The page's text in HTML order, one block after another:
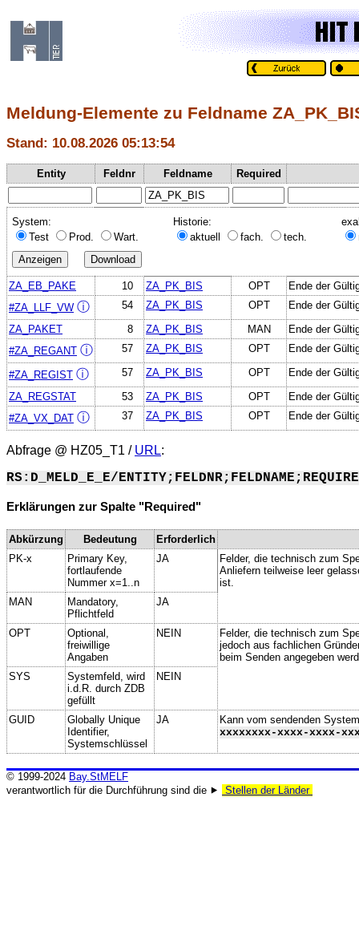
Meldung-Elemente zu Feldname
Stand: 10.08.2026 05:13:54
Entity Feldnr Feldname Required
System:
Test
Prod. Wart.
Historie:
aktuell
fach. tech.
ZA_EB_PAKE 10 ZA_PK_BIS OPT
Ende der
#ZA_LLF_VW ⓘ 54 ZA_PK_BIS OPT
Ende der
ZA_PAKET
8 ZA_PK_BIS MAN
Ende der
#ZA_REGANT ⓘ 57 ZA_PK_BIS OPT Ende der
#ZA_REGIST ⓘ 57 ZA_PK_BIS OPT
Ende der
ZA_REGSTAT
53 ZA_PK_BIS OPT
Ende der
#ZA_VX_DAT ⓘ 37 ZA_PK_BIS OPT Ende der
Abfrage @ HZ05_T1 / URL:
RS:D_MELD_E_E/
Erklärungen zur Spalte "Required"
Abkürzung Bedeutung
Erforderlich
PK-x
Primary Key,
fortlaufende
Nummer x=1..n
JA
Felder, die technisch zum
Anliefern teilweise leer
ist.
MAN
Mandatory,
Pflichtfeld
JA
OPT
Optional,
freiwillige
Angaben
NEIN
Felder, die technisch zum
jedoch aus fachlichen
beim Senden angegeben
SYS
Systemfeld, wird
i.d.R. durch ZDB
gefüllt
NEIN
GUID
Globally Unique
Identifier,
Systemschlüssel
JA
Kann vom sendenden
xxxxxxxx-xxxx-xxxx-
© 1999-2024 Bay.StMELF
verantwortlich für die Durchführung sind die ⯈
Stellen der Länder